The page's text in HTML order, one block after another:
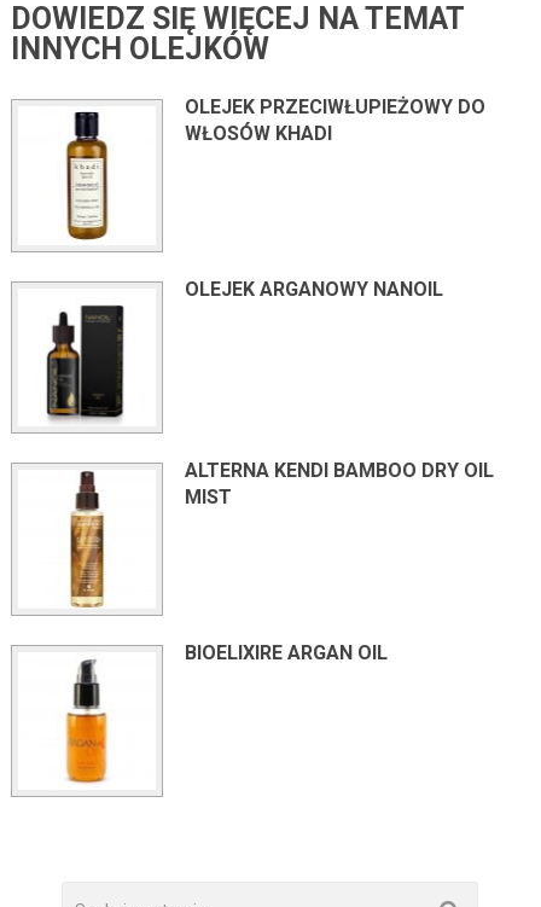
DOWIEDZ SIĘ WIĘCEJ NA TEMAT
INNYCH OLEJKÓW
OLEJEK PRZECIWŁUPIEŻOWY DO
WŁOSÓW KHADI
OLEJEK ARGANOWY NANOIL
ALTERNA KENDI BAMBOO DRY OIL
MIST
BIOELIXIRE ARGAN OIL